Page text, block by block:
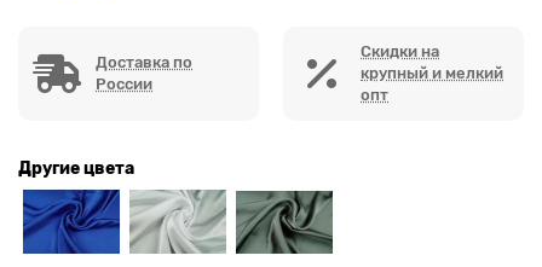
Доставка по
России
Скидки на
крупный и мелкий
опт
Другие цвета